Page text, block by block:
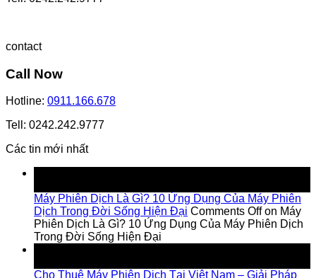
contact
Call Now
Hotline: 0911.166.678
Tell: 0242.242.9777
Các tin mới nhất
Máy Phiên Dịch Là Gì? 10 Ứng Dụng Của Máy Phiên
Dịch Trong Đời Sống Hiện Đại Comments Offon Máy
Phiên Dịch Là Gì? 10 Ứng Dụng Của Máy Phiên Dịch
Trong Đời Sống Hiện Đại
Cho Thuê Máy Phiên Dịch Tại Việt Nam – Giải Pháp